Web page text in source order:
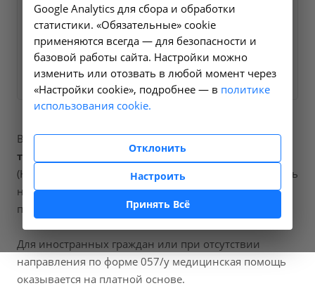
на все интересующие
вопросы.
Заказать услугу
В наших клиниках мы проводимкомпьютерная
томография почек и надпочечников
, код услуги
(НМУ)
. Для граждан России, у которых есть
направление, медицинская помощь оказывается по
полису ОМС бесплатно.
Для иностранных граждан или при отсутствии
направления по форме 057/у медицинская помощь
оказывается на платной основе.
Google Analytics для сбора и обработки
статистики. «Обязательные» cookie
применяются всегда — для безопасности и
базовой работы сайта. Настройки можно
изменить или отозвать в любой момент через
«Настройки cookie», подробнее — в политике
использования cookie.
Отклонить
Настроить
Принять Всё